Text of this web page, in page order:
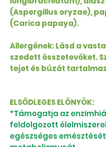
(Aspergillus oryzae),
(Carica papaya).
Allergének: Lásd a
szedett összetevőket.
tejet és búzát
ELSŐDLEGES ELŐNYÖK:
*Támogatja az
feldolgozott
egészséges